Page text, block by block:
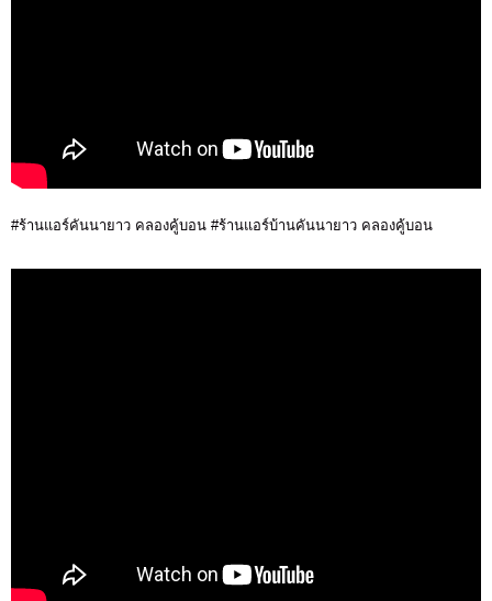
#ร้านแอร์คันนายาว คลองคู้บอน #ร้านแอร์บ้านคันนายาว คลองคู้บอน